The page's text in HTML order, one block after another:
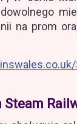
na prom
Steam